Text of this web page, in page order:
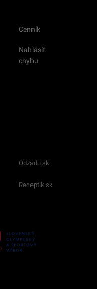
Cenník
Nahlásiť
chybu
Odzadu.sk
Receptik.sk